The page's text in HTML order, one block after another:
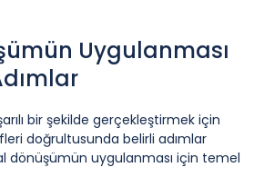
Uygulanması
bir şekilde gerçekleştirmek için
doğrultusunda belirli adımlar
dönüşümün uygulanması için temel